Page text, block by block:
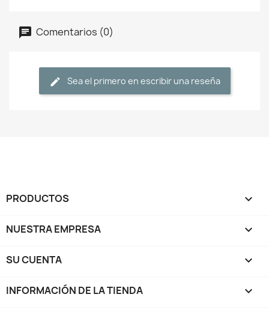
Comentarios (0)
Sea el primero en escribir una reseña
PRODUCTOS 
NUESTRA EMPRESA 
SU CUENTA 
INFORMACIÓN DE LA TIENDA keyboard_arrow_down